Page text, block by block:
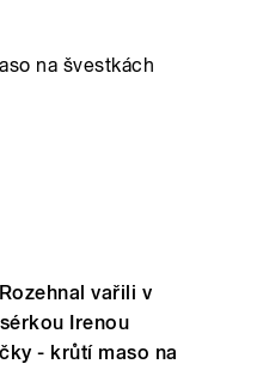
na švestkách
vařili v
Irenou
- krůtí maso na